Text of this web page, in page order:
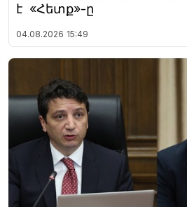
է «Հետք»-ը
04.08.2026 15:49